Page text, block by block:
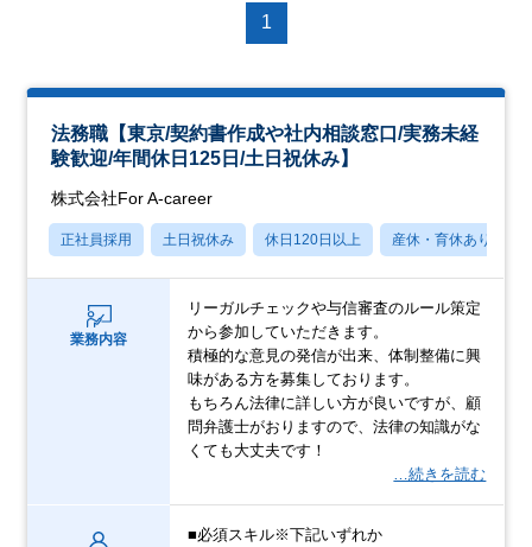
1
法務職【東京/契約書作成や社内相談窓口/実務未経
験歓迎/年間休日125日/土日祝休み】
株式会社For A-career
正社員採用 土日祝休み 休日120日以上 産休・育休あり
業務内容
リーガルチェックや与信審査のルール策定
から参加していただきます。
積極的な意見の発信が出来、体制整備に興
味がある方を募集しております。
もちろん法律に詳しい方が良いですが、顧
問弁護士がおりますので、法律の知識がな
くても大丈夫です！
…続きを読む
■必須スキル※下記いずれか